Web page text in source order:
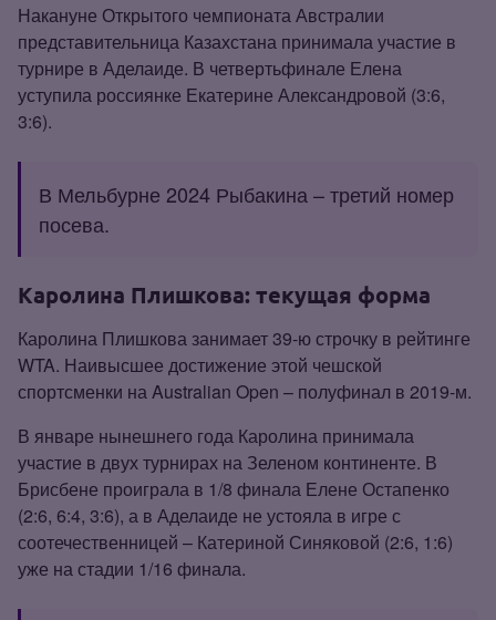
Накануне Открытого чемпионата Австралии
представительница Казахстана принимала участие в
турнире в Аделаиде. В четвертьфинале Елена
уступила россиянке Екатерине Александровой (3:6,
3:6).
В Мельбурне 2024 Рыбакина – третий номер
посева.
Каролина Плишкова: текущая форма
Каролина Плишкова занимает 39‑ю строчку в рейтинге
WTA. Наивысшее достижение этой чешской
спортсменки на Australian Open – полуфинал в 2019‑м.
В январе нынешнего года Каролина принимала
участие в двух турнирах на Зеленом континенте. В
Брисбене проиграла в 1/8 финала Елене Остапенко
(2:6, 6:4, 3:6), а в Аделаиде не устояла в игре с
соотечественницей – Катериной Синяковой (2:6, 1:6)
уже на стадии 1/16 финала.